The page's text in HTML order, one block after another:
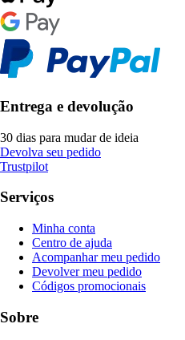
Entrega e devolução
30 dias para mudar de ideia
Devolva seu pedido
Trustpilot
Serviços
Minha conta
Centro de ajuda
Acompanhar meu pedido
Devolver meu pedido
Códigos promocionais
Sobre